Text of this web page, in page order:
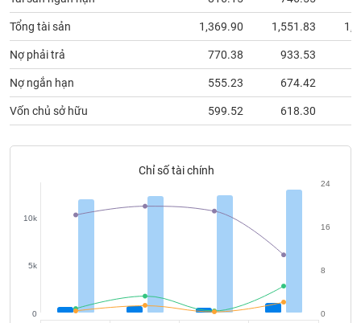
Tổng tài sản 1,369.90 1,551.83
Nợ phải trả 770.38 933.53
Nợ ngắn hạn 555.23 674.42
Vốn chủ sở hữu 599.52 618.30
Chỉ số tài chính
0
5k
10k
0
8
16
24
Truyền
thông
tài
chính
tài